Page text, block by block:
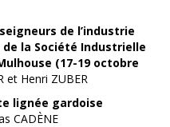
de l’industrie
la Société Industrielle
(17-19 octobre
et Henri ZUBER
lignée gardoise
CADÈNE